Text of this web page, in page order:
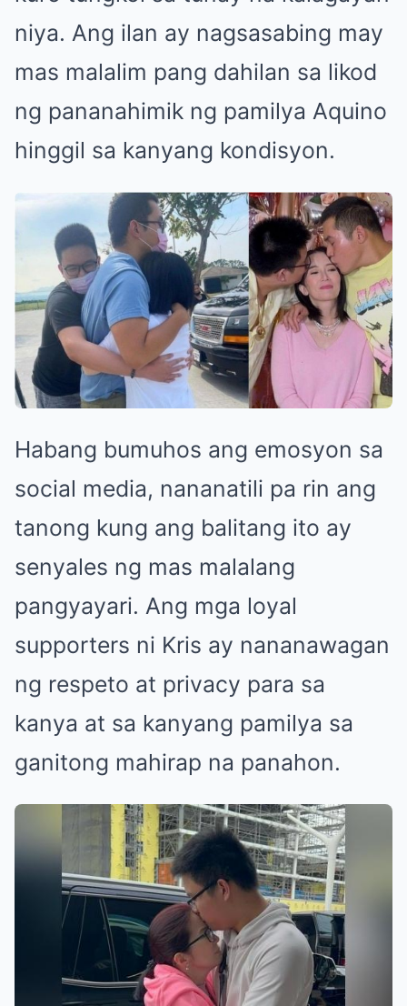
niya. Ang ilan ay nagsasabing may
mas malalim pang dahilan sa likod
ng pananahimik ng pamilya Aquino
hinggil sa kanyang kondisyon.
Habang bumuhos ang emosyon sa
social media, nananatili pa rin ang
tanong kung ang balitang ito ay
senyales ng mas malalang
pangyayari. Ang mga loyal
supporters ni Kris ay nananawagan
ng respeto at privacy para sa
kanya at sa kanyang pamilya sa
ganitong mahirap na panahon.